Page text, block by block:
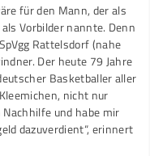
für den Mann, der als
Vorbilder nannte. Denn
Rattelsdorf (nahe
Der heute 79 Jahre
Basketballer aller
nicht nur
und habe mir
dazuverdient“, erinnert